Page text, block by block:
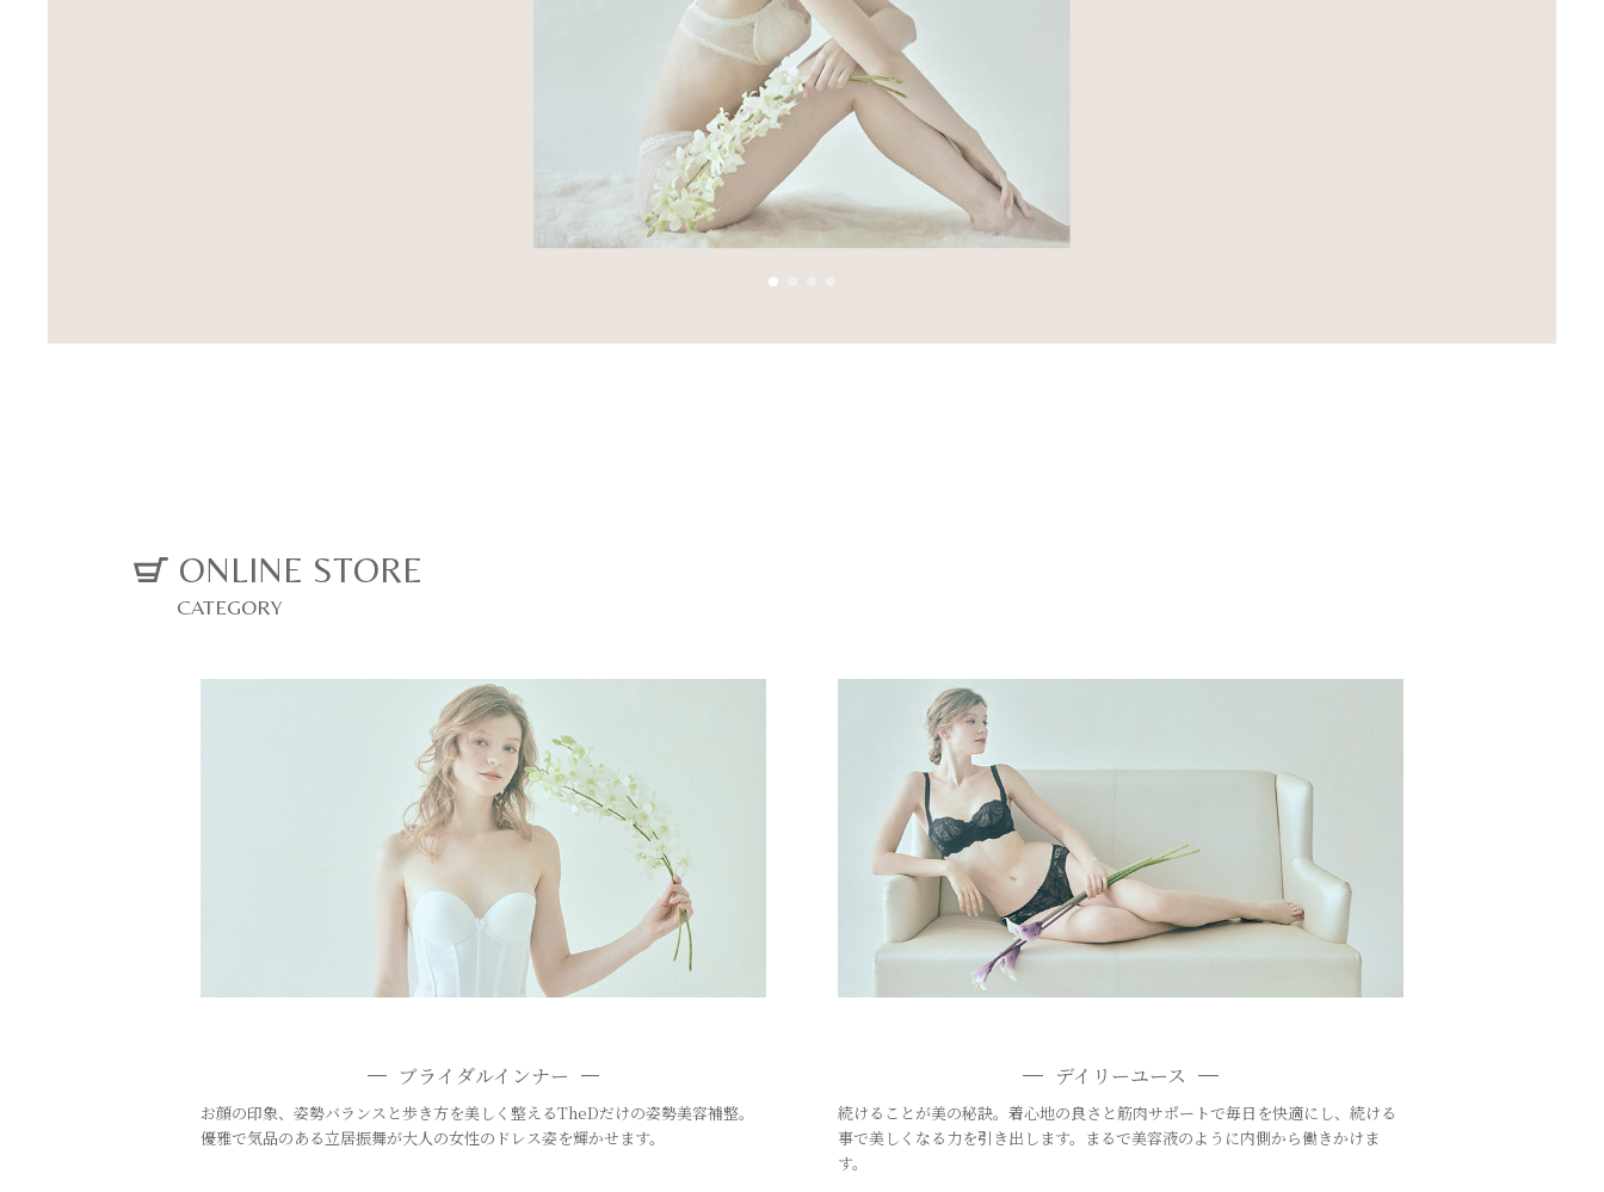
ONLINE STORE
CATEGORY
ブライダルインナー
お顔の印象、姿勢バランスと歩き方を美しく整えるTheDだけの姿勢美容補整。
優雅で気品のある立居振舞が大人の女性のドレス姿を輝かせます。
デイリーユース
続けることが美の秘訣。着心地の良さと筋肉サポートで毎日を快適にし、続ける
事で美しくなる力を引き出します。まるで美容液のように内側から働きかけま
す。